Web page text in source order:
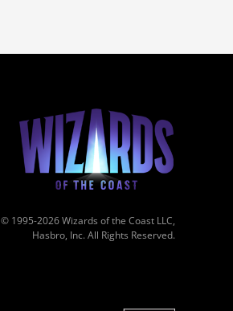
© 1995-2026 Wizards of the Coast LLC,
Hasbro, Inc. All Rights Reserved.